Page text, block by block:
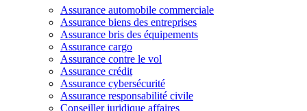
Assurance automobile commerciale
Assurance biens des entreprises
Assurance bris des équipements
Assurance cargo
Assurance contre le vol
Assurance crédit
Assurance cybersécurité
Assurance responsabilité civile
Conseiller juridique affaires